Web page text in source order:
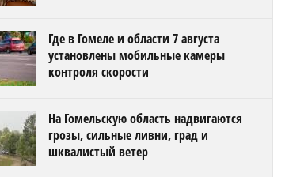
Где в Гомеле и области 7 августа
установлены мобильные камеры
контроля скорости
На Гомельскую область надвигаются
грозы, сильные ливни, град и
шквалистый ветер